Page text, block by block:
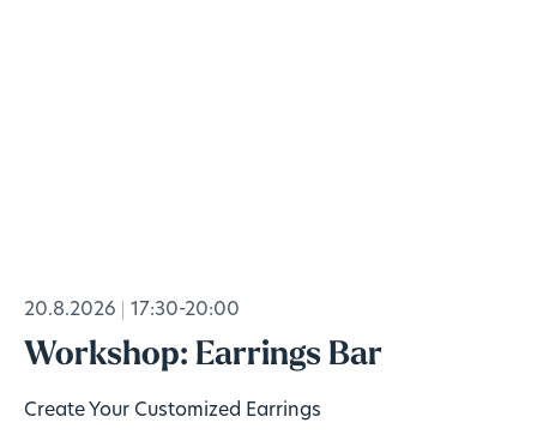
20.8.2026 17:30-20:00
Workshop: Earrings Bar
Create Your Customized Earrings